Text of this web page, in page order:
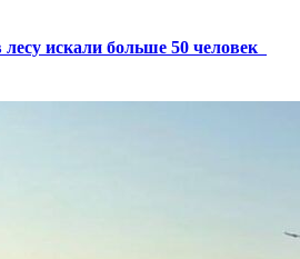
искали больше 50 человек